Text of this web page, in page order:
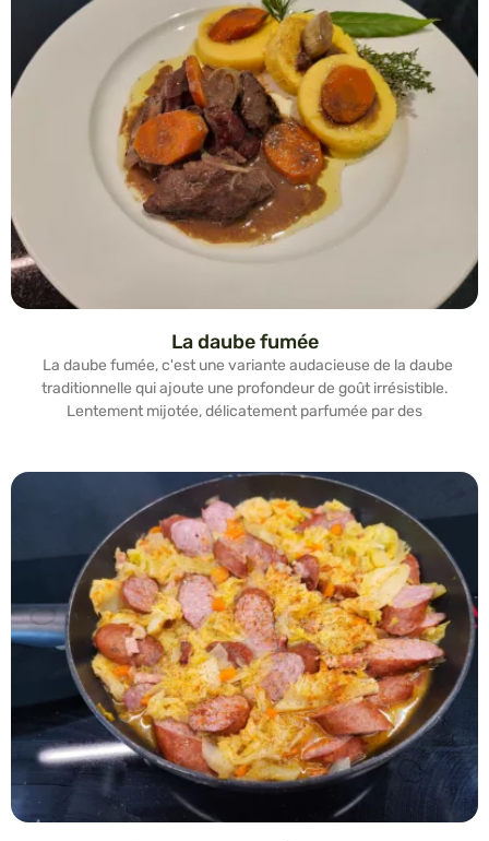
La daube fumée
La daube fumée, c'est une variante audacieuse de la daube
traditionnelle qui ajoute une profondeur de goût irrésistible.
Lentement mijotée, délicatement parfumée par des